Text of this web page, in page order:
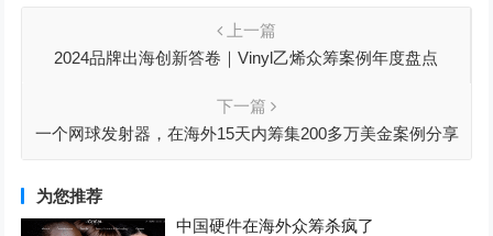
上一篇
2024品牌出海创新答卷｜Vinyl乙烯众筹案例年度盘点
下一篇
一个网球发射器，在海外15天内筹集200多万美金案例分享
为您推荐
中国硬件在海外众筹杀疯了